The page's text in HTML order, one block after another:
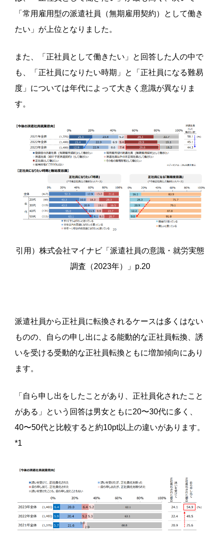
「常用雇用型の派遣社員（無期雇用契約）として働き
たい」が上位となりました。
また、「正社員として働きたい」と回答した人の中で
も、「正社員になりたい時期」と「正社員になる難易
度」については年代によって大きく意識が異なりま
す。
引用）株式会社マイナビ 「派遣社員の意識・就労実態
調査（2023年）」p.20
派遣社員から正社員に転換されるケースは多くはない
ものの、自らの申し出による能動的な正社員転換、誘
いを受ける受動的な正社員転換ともに増加傾向にあり
ます。
「自ら申し出をしたことがあり、正社員化されたこと
がある」という回答は男女ともに20〜30代に多く、
40〜50代と比較すると約10pt以上の違いがあります。
*1